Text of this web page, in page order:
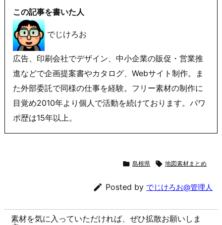
この記事を書いた人
でじけろお
広告、印刷会社でデザイン、中小企業の販促・営業推
進などで企画提案書やカタログ、Webサイト制作。ま
た外部委託で同様の仕事を経験。フリー素材の制作に
目覚め2010年より個人で活動を続けております。パワ
ポ歴は15年以上。
 島根県  地図素材まとめ
 Posted by でじけろお@管理人
素材を気に入っていただければ、ぜひ拡散お願いしま